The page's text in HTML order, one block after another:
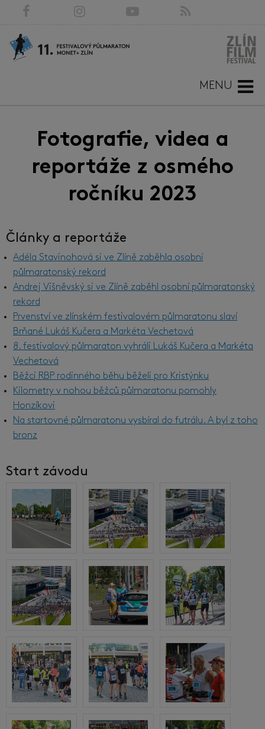
MENU
Fotografie, videa a
reportáže z osmého
ročníku 2023
Články a reportáže
Adéla Stavinohová si ve Zlíně zaběhla osobní
půlmaratonský rekord
Andrej Višněvský si ve Zlíně zaběhl osobní půlmaratonský
rekord
Prvenství ve zlínském festivalovém půlmaratonu slaví
Brňané Lukáš Kučera a Markéta Vechetová
8. festivalový půlmaraton vyhráli Lukáš Kučera a Markéta
Vechetová
Běžci RBP rodinného běhu běželi pro Kristýnku
Kilometry v nohou běžců půlmaratonu pomohly
Honzíkovi
Na startovné půlmaratonu vysbíral do futrálu. A byl z toho
bronz
Start závodu